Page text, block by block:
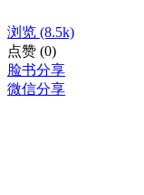
浏览 (8.5k)
点赞 (0)
脸书分享
微信分享